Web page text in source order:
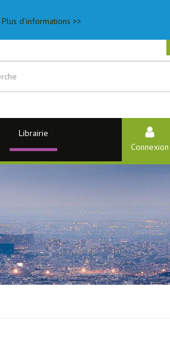
Plus d'informations >>
Librairie
Connexion